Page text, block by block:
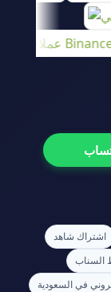
اشتراك شاهد
السناب
في السعودية